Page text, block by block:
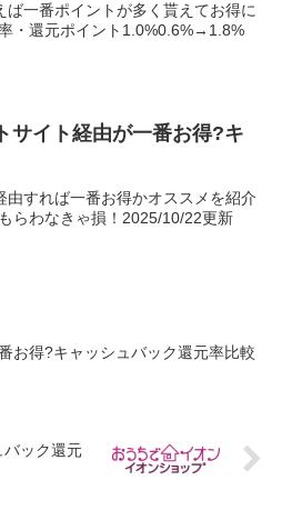
一番ポイントが多く貰えてお得に
・還元ポイント1.0%0.6%→1.8%
サイト経由が一番お得?キ
由すれば一番お得かオススメを紹介
らわなきゃ損！2025/10/22更新
お得?キャッシュバック還元率比較
バック還元